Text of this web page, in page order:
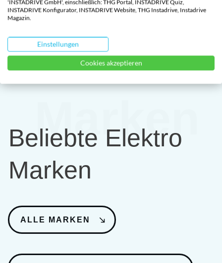
Förderungsabwicklung und Pannenhilfe.
E-Auto konfigurieren
Marken
Beliebte Elektro
Marken
ALLE MARKEN
'INSTADRIVE GmbH', einschließlich: THG Portal, INSTADRIVE Quiz,
INSTADRIVE Konfigurator, INSTADRIVE Website, THG Instadrive, Instadrive
Magazin.
Einstellungen
Cookies akzeptieren